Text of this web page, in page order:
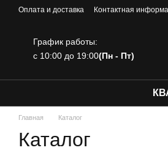
Перейти к основному контенту
Оплата и доставка Контактная
График работы:
с 10:00 до 19:00(Пн - Пт)
Главная Каталог
Каталог